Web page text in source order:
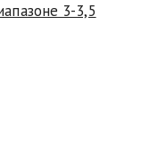
3-3,5